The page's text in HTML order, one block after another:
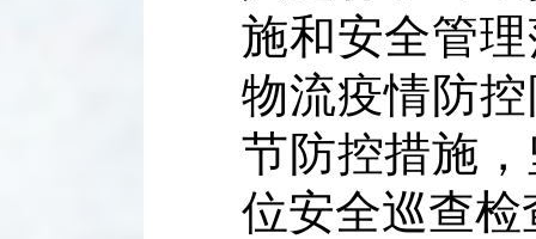
施和安全管
物流疫情防
节防控措施
位安全巡查